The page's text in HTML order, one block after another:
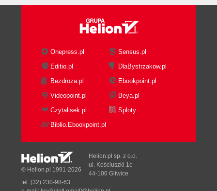
Onepress.pl
Sensus.pl
Editio.pl
DlaBystrzakow.pl
Bezdroza.pl
Ebookpoint.pl
Videopoint.pl
Beya.pl
Czytalisek.pl
Sploty
Biblio.Ebookpoint.pl
© Helion.pl 1991-2026
Helion.pl sp. z o.o.
ul. Kościuszki 1c
44-100 Gliwice
tel. (32) 230-98-63